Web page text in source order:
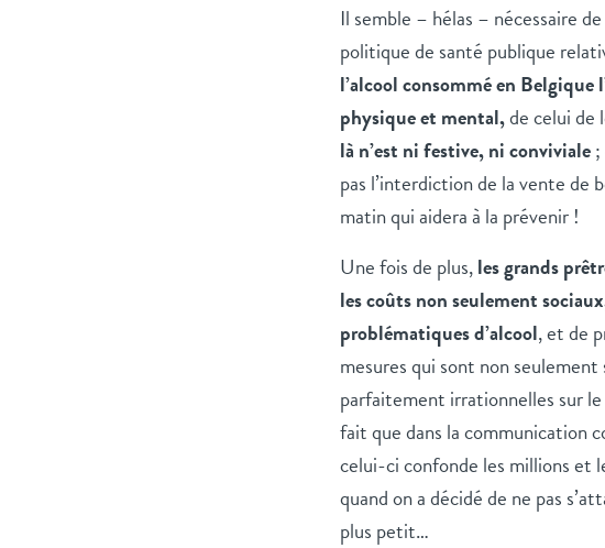
Il semble – hélas – nécessaire
politique de santé publique
l’alcool consommé en
physique et mental,de celui de
là n’est ni festive, ni conviviale;
pas l’interdiction de la vente de
matin qui aidera à la prévenir !
Une fois de plus,les grands
les coûts non seulement
problématiques d’alcool, et de
mesures qui sont non
parfaitement irrationnelles sur
fait que dans la communication
celui-ci confonde les millions et
quand on a décidé de ne pas
plus petit…